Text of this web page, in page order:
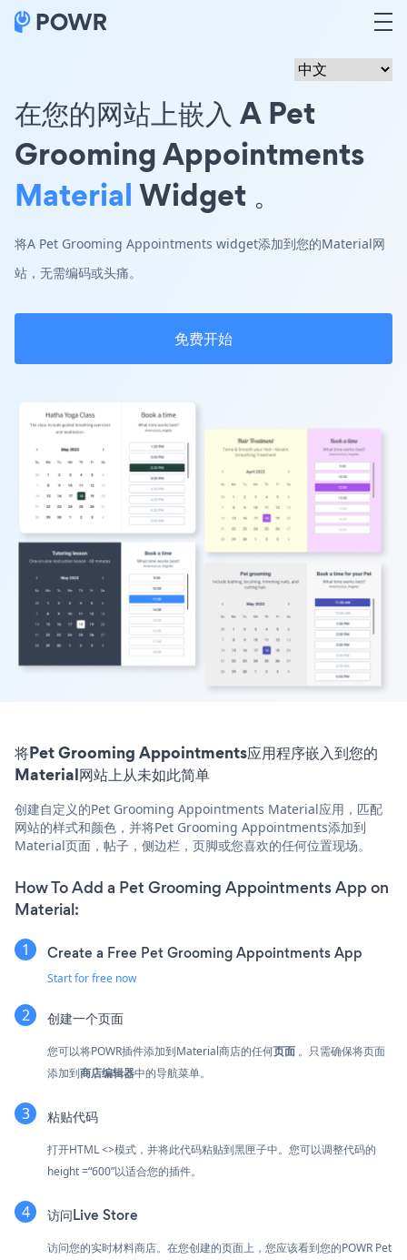
在您的网站上嵌入 A Pet
Grooming Appointments
MaterialWidget 。
将A Pet Grooming Appointments widget添加到您的Material网
站，无需编码或头痛。
免费开始
将Pet Grooming Appointments应用程序嵌入到您的
Material网站上从未如此简单
创建自定义的Pet Grooming Appointments Material应用，匹配
网站的样式和颜色，并将Pet Grooming Appointments添加到
Material页面，帖子，侧边栏，页脚或您喜欢的任何位置现场。
How To Add a Pet Grooming Appointments App on
Material:
Create a Free Pet Grooming Appointments App
Start for free now
创建一个页面
您可以将POWR插件添加到Material商店的任何页面 。只需确保将页面
添加到商店编辑器中的导航菜单。
粘贴代码
打开HTML <>模式，并将此代码粘贴到黑匣子中。您可以调整代码的
height =“600”以适合您的插件。
访问Live Store
访问您的实时材料商店。在您创建的页面上，您应该看到您的POWR Pet